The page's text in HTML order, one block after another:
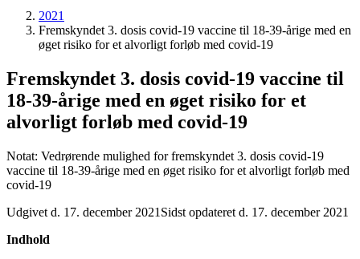
2021
Fremskyndet 3. dosis covid-19 vaccine til 18-39-årige med en
øget risiko for et alvorligt forløb med covid-19
Fremskyndet 3. dosis covid-19 vaccine til
18-39-årige med en øget risiko for et
alvorligt forløb med covid-19
Notat: Vedrørende mulighed for fremskyndet 3. dosis covid-19
vaccine til 18-39-årige med en øget risiko for et alvorligt forløb med
covid-19
Udgivet d. 17. december 2021 Sidst opdateret d. 17. december 2021
Indhold